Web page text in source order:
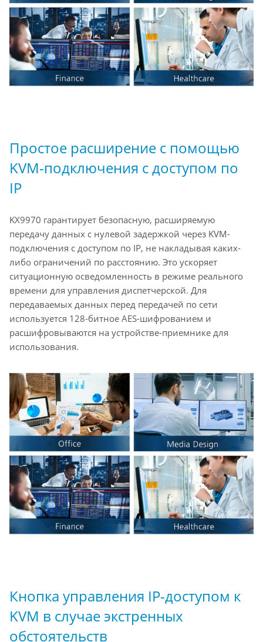
Простое расширение с помощью
KVM-подключения с доступом по
IP
KX9970 гарантирует безопасную, расширяемую
передачу данных с нулевой задержкой через KVM-
подключения с доступом по IP, не накладывая каких-
либо ограничений по расстоянию. Это ускоряет
ситуационную осведомленность в режиме реального
времени для управления диспетчерской. Для
передаваемых данных перед передачей по сети
используется 128-битное AES-шифрованием и
расшифровываются на устройстве-приемнике для
использования.
Кнопка управления IP-доступом к
KVM в случае экстренных
обстоятельств